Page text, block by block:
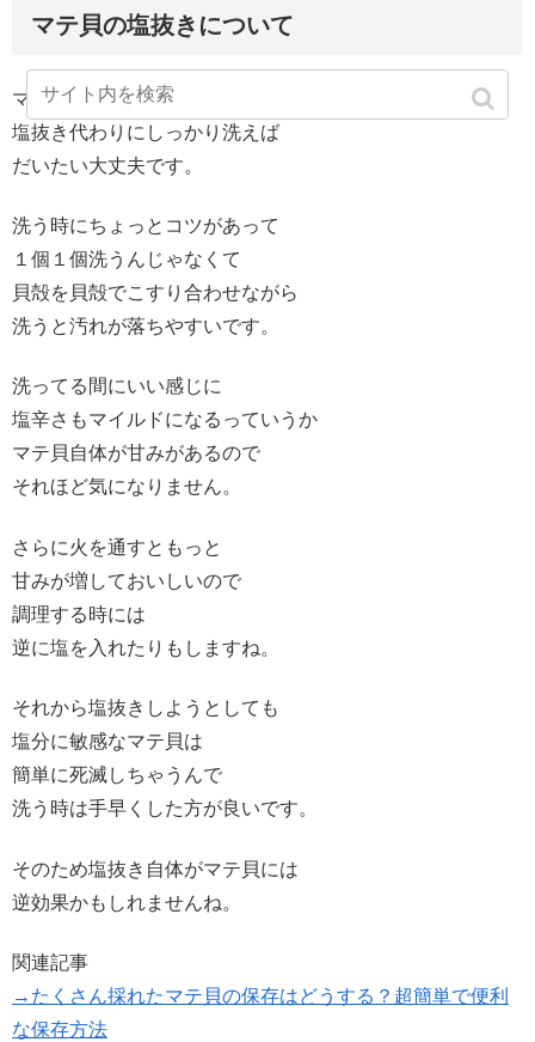
マテ貝の塩抜きについて
マテ貝の塩抜きは不要っていうか
塩抜き代わりにしっかり洗えば
だいたい大丈夫です。
洗う時にちょっとコツがあって
１個１個洗うんじゃなくて
貝殻を貝殻でこすり合わせながら
洗うと汚れが落ちやすいです。
洗ってる間にいい感じに
塩辛さもマイルドになるっていうか
マテ貝自体が甘みがあるので
それほど気になりません。
さらに火を通すともっと
甘みが増しておいしいので
調理する時には
逆に塩を入れたりもしますね。
それから塩抜きしようとしても
塩分に敏感なマテ貝は
簡単に死滅しちゃうんで
洗う時は手早くした方が良いです。
そのため塩抜き自体がマテ貝には
逆効果かもしれませんね。
関連記事
→たくさん採れたマテ貝の保存はどうする？超簡単で便利
な保存方法